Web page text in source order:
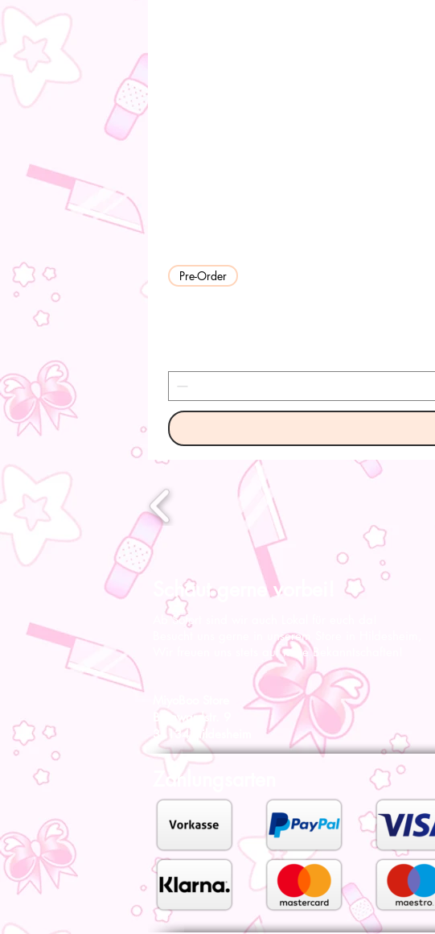
Pre-Order
Schaut gerne vorbei!
Ab Sofort sind wir auch Lokal für euch da!
Besucht uns gerne in unserem Store in Hildesheim,
Wir freuen uns stets auf neue Bekanntschaften!
Bernwardstr. 9
31134 Hildesheim
Zahlungsarten